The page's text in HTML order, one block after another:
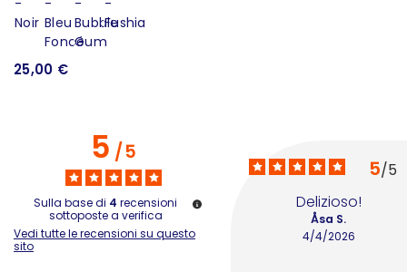
25,00 €
5/5
Sulla base di 4 recensioni
sottoposte a verifica
Vedi tutte le recensioni su questo
sito
5/5
Delizioso!
4/4/2026
Åsa S.